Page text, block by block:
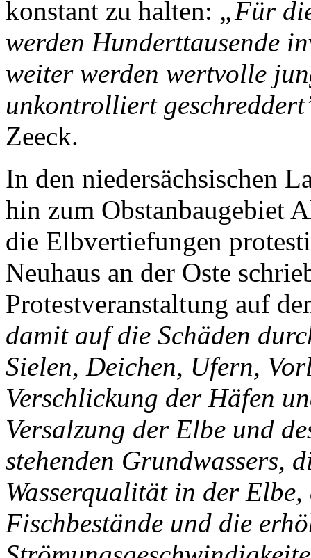
konstant zu halten: „Für
werden Hunderttausende
weiter werden wertvolle
unkontrolliert
Zeeck.
In den niedersächsischen
hin zum Obstanbaugebiet
die Elbvertiefungen
Neuhaus an der Oste
Protestveranstaltung auf
damit auf die Schäden
Sielen, Deichen, Ufern,
Verschlickung der Häfen
Versalzung der Elbe und
stehenden Grundwassers,
Wasserqualität in der
Fischbestände und die